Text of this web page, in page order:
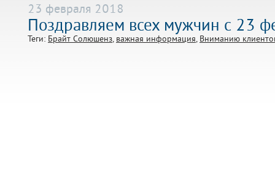
23 февраля 2018
Поздравляем всех мужчин с 23
Теги: Брайт Солюшенз важная информация Вниманию